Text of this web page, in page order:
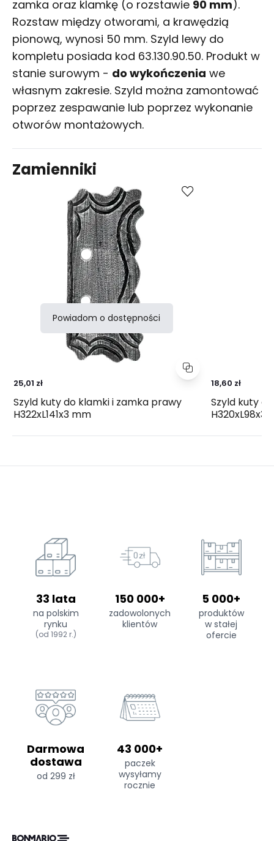
zamka oraz klamkę (o rozstawie 90 mm).
Rozstaw między otworami, a krawędzią
pionową, wynosi 50 mm. Szyld lewy do
kompletu posiada kod 63.130.90.50. Produkt w
stanie surowym - do wykończenia we
własnym zakresie. Szyld można zamontować
poprzez zespawanie lub poprzez wykonanie
otworów montażowych.
Zamienniki
Powiadom o dostępności
25,01 zł
Szyld kuty do klamki i zamka prawy
H322xL141x3 mm
18,60 zł
Szyld kuty
H320xL98x3
33 lata
na polskim
rynku
(od 1992 r.)
150 000+
zadowolonych
klientów
5 000+
produktów
w stałej
ofercie
Darmowa
dostawa
od 299 zł
43 000+
paczek
wysyłamy
rocznie